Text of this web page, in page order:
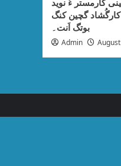
کارمستر ءُ نوید
گچین کنگ
بوتگ اَنت۔
Admin